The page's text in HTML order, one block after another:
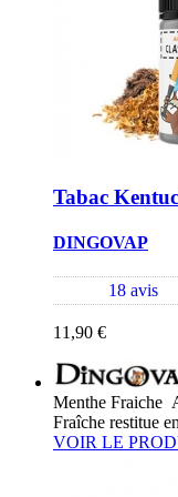
Tabac
DINGOVAP
18 avis
11,90 €
Menthe Fraiche
Fraîche restitue
VOIR LE